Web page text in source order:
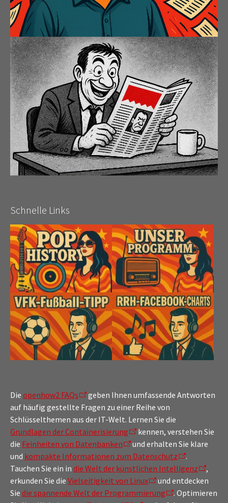
Schnelle Links
Die openhow2 FAQs
geben Ihnen umfassende Antworten
auf häufig gestellte Fragen zu einer Reihe von
Schlüsselthemen aus der IT-Welt. Lernen Sie die
Grundlagen der Containerisierung
kennen, verstehen Sie
die Feinheiten von Datenbanken
und erhalten Sie klare
und kompakte Informationen zum Datenschutz
.
Tauchen Sie ein in die Welt der künstlichen Intelligenz
,
erkunden Sie die Vielseitigkeit von Linux
und entdecken
Sie die spannende Welt der Programmierung
. Optimieren